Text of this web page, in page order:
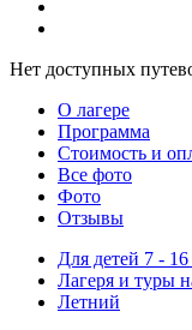
Нет доступных
О лагере
Программа
Стоимость и
Все фото
Фото
Отзывы
Для детей 7 - 16
Лагеря и туры
Летний